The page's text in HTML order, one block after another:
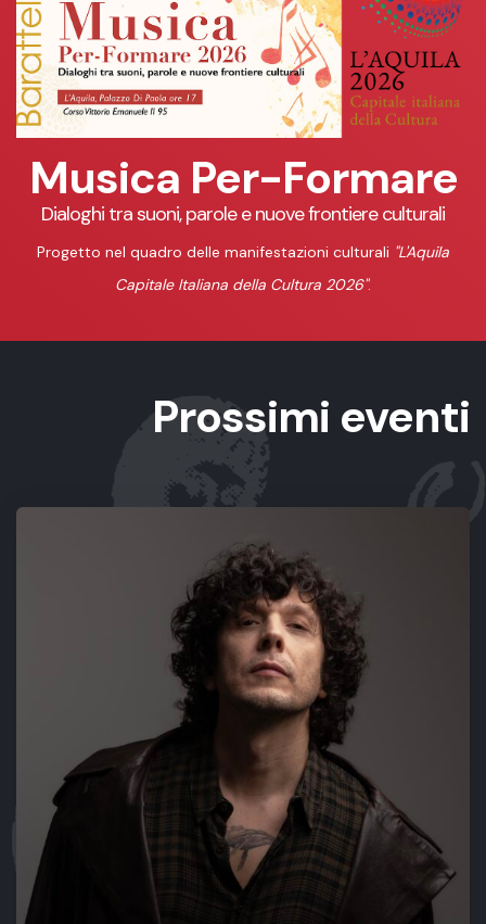
Musica Per-Formare
Dialoghi tra suoni, parole e nuove frontiere culturali
Progetto nel quadro delle manifestazioni culturali "L'Aquila
Capitale Italiana della Cultura 2026".
Prossimi eventi